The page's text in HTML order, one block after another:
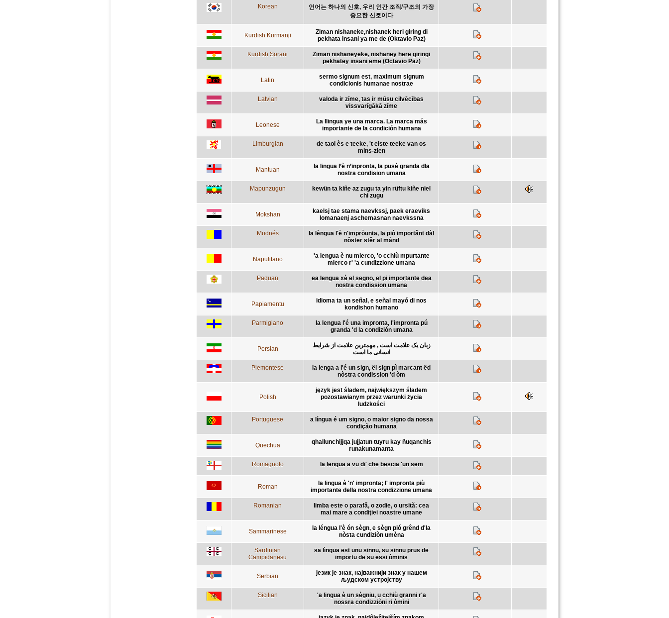
Korean
언어는 하나의 신호, 우리 인간 조직/구조의 가장
중요한 신호이다
Kurdish Kurmanji
Ziman nishaneke,nishanek heri giring di
pekhata insani ya me de (Oktavio Paz)
Kurdish Sorani
Ziman nishaneyeke, nishaney here giringi
pekhatey insani eme (Octavio Paz)
Latin
sermo signum est, maximum signum
condicionis humanae nostrae
Latvian
valoda ir zīme, tas ir mūsu cilvēcības
vissvarīgākā zīme
Leonese
La llingua ye una marca. La marca más
importante de la condición humana
Limburgian
de taol ès e teeke, 't eiste teeke van os
mins-zien
Mantuan
la lingua l’è n’inpronta, la pusè granda dla
nostra condision umana
Mapunzugun
kewün ta kiñe az zugu ta yin rüftu kiñe niel
chi zugu
Mokshan
kaelsj tae stama naevkssj, paek eraeviks
lomanaenj aschemasnan naevkssna
Mudnés
la lèngua l'è n'impròunta, la piò importânt dàl
nôster stêr al mànd
Napulitano
'a lengua è nu mierco, 'o cchiù mpurtante
mierco r' 'a cundizzione umana
Paduan
ea lengua xè el segno, el pi importante dea
nostra condission umana
Papiamentu
idioma ta un señal, e señal mayó di nos
kondishon humano
Parmigiano
la lengua l'é una impronta, l'impronta pú
granda 'd la condizión umana
Persian
زبان يک علامت است , مهمترين علامت از شرايط
انسانی ما است
Piemontese
la lenga a l'é un sign, ël sign pì marcant ëd
nòstra condission 'd òm
Polish
język jest śladem, największym śladem
pozostawianym przez warunki życia
ludzkości
Portuguese
a língua é um signo, o maior signo da nossa
condição humana
Quechua
qhallunchijjqa jujjatun tuyru kay ñuqanchis
runakunamanta
Romagnolo la lengua a vu di' che bescia 'un sem
Roman
la lingua è 'n' impronta; l' impronta più
importante della nostra condizzione umana
Romanian
limba este o parafă, o zodie, o ursită: cea
mai mare a condiţiei noastre umane
Sammarinese
la léngua l'è ón sègn, e sègn pió grênd d'la
nòsta cundiziòn umèna
Sardinian
Campidanesu
sa lìngua est unu sinnu, su sinnu prus de
importu de su essi òminis
Serbian
језик је знак, најважнији знак у нашем
људском устројству
Sicilian
'a lingua è un sègniu, u cchiù granni r'a
nossra condizziòni ri òmini